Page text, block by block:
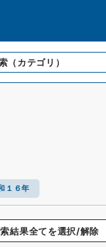
（カテゴリ）
１６年
結果全てを選択/解除